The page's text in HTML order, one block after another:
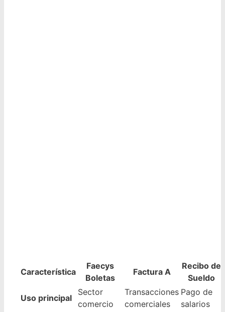
Característica
Faecys
Boletas
Factura A
Recibo de
Sueldo
Uso principal
Sector
comercio
Transacciones
comerciales
Pago de
salarios